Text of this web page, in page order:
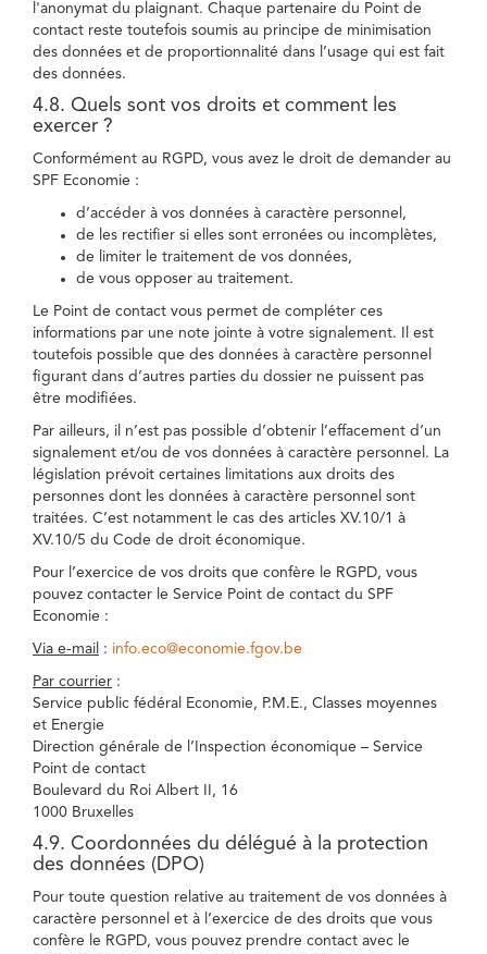
l'anonymat du plaignant. Chaque partenaire du Point de
contact reste toutefois soumis au principe de minimisation
des données et de proportionnalité dans l’usage qui est fait
des données.
4.8. Quels sont vos droits et comment les
exercer ?
Conformément au RGPD, vous avez le droit de demander au
SPF Economie :
d’accéder à vos données à caractère personnel,
de les rectifier si elles sont erronées ou incomplètes,
de limiter le traitement de vos données,
de vous opposer au traitement.
Le Point de contact vous permet de compléter ces
informations par une note jointe à votre signalement. Il est
toutefois possible que des données à caractère personnel
figurant dans d’autres parties du dossier ne puissent pas
être modifiées.
Par ailleurs, il n’est pas possible d’obtenir l’effacement d’un
signalement et/ou de vos données à caractère personnel. La
législation prévoit certaines limitations aux droits des
personnes dont les données à caractère personnel sont
traitées. C’est notamment le cas des articles XV.10/1 à
XV.10/5 du Code de droit économique.
Pour l’exercice de vos droits que confère le RGPD, vous
pouvez contacter le Service Point de contact du SPF
Economie :
Via e-mail : info.eco@economie.fgov.be
Par courrier :
Service public fédéral Economie, P.M.E., Classes moyennes
et Energie
Direction générale de l’Inspection économique – Service
Point de contact
Boulevard du Roi Albert II, 16
1000 Bruxelles
4.9. Coordonnées du délégué à la protection
des données (DPO)
Pour toute question relative au traitement de vos données à
caractère personnel et à l’exercice de des droits que vous
confère le RGPD, vous pouvez prendre contact avec le